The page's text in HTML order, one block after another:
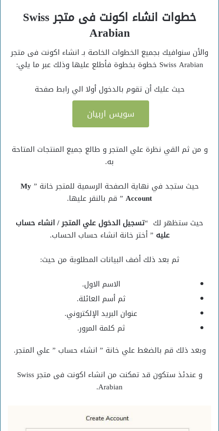
خطوات انشاء اكونت فى متجر Swiss
Arabian
والأن سنوافيك بجميع الخطوات الخاصة بـ انشاء اكونت فى متجر
Swiss Arabian خطوة بخطوة فأطلع عليها وذلك عبر ما يلي:
حيث عليك أن تقوم بالدخول أولا الي رابط صفحة
سويس اربيان
و من ثم القي نظرة علي المتجر و طالع جميع المنتجات المتاحة
به.
حيث ستجد في نهاية الصفحة الرسمية للمتجر خانة ”My
Account ” قم بالنقر عليها.
حيث ستظهر لك “تسجيل الدخول علي المتجر / انشاء حساب
عليه ” أختر خانة انشاء حساب الحساب.
ثم بعد ذلك أضف البيانات المطلوبة من حيث:
الاسم الاول.
ثم أسم العائلة.
عنوان البريد الإلكتروني.
ثم كلمة المرور.
وبعد ذلك قم بالضغط علي خانة ” انشاء حساب ” علي المتجر.
و عندئذ ستكون قد تمكنت من انشاء اكونت فى متجر Swiss
Arabian.